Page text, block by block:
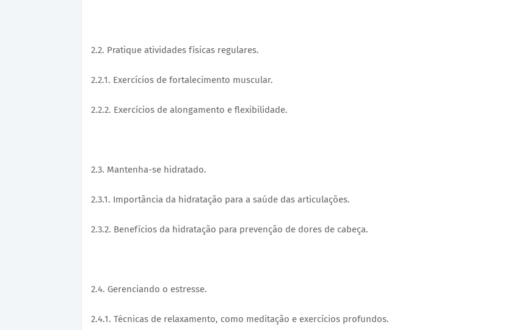
2.2. Pratique atividades físicas regulares.
2.2.1. Exercícios de fortalecimento muscular.
2.2.2. Exercícios de alongamento e flexibilidade.
2.3. Mantenha-se hidratado.
2.3.1. Importância da hidratação para a saúde das articulações.
2.3.2. Benefícios da hidratação para prevenção de dores de cabeça.
2.4. Gerenciando o estresse.
2.4.1. Técnicas de relaxamento, como meditação e exercícios profundos.